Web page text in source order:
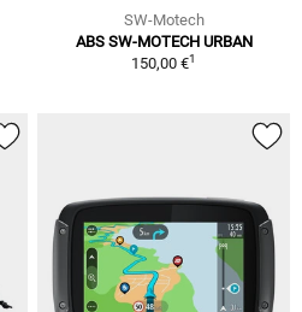
SW-Motech
ABS SW-MOTECH URBAN
150,00 €1